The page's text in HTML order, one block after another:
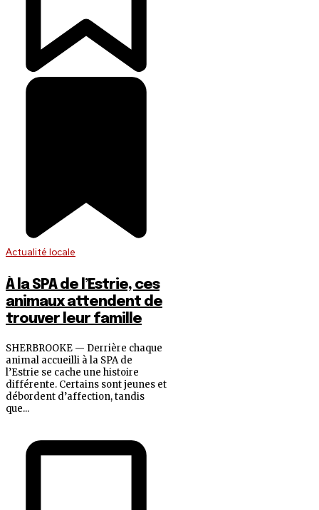
Actualité locale
À la SPA de l’Estrie, ces
animaux attendent de
trouver leur famille
SHERBROOKE — Derrière chaque
animal accueilli à la SPA de
l’Estrie se cache une histoire
différente. Certains sont jeunes et
débordent d’affection, tandis
que...